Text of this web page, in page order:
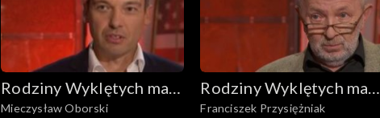
Rodziny Wyklętych mają
głos
Mieczysław Oborski
Rodziny Wyklętych mają
głos
Franciszek Przysiężniak